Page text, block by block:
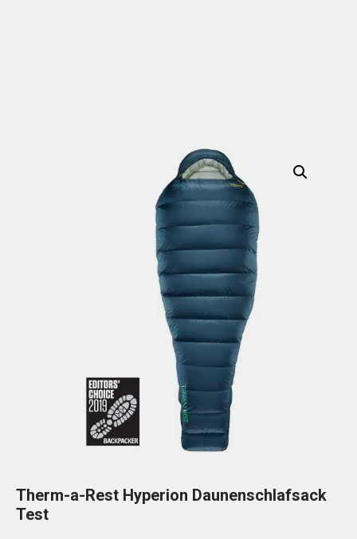
Therm-a-Rest Hyperion Daunenschlafsack
Test